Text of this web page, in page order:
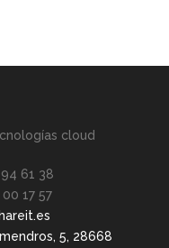
61 38
17 57
5, 28668